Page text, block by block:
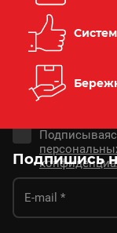
Подпишись